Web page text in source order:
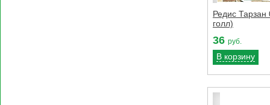
Редис Тарзан
голл)
36 руб.
В корзину